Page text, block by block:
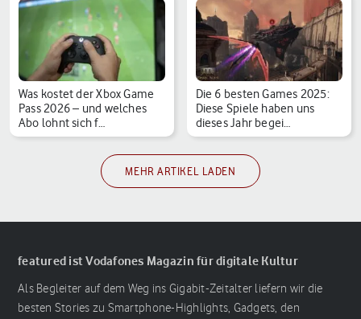
Was kostet der Xbox Game
Pass 2026 – und welches
Abo lohnt sich f…
Die 6 besten Games 2025:
Diese Spiele haben uns
dieses Jahr begei…
MEHR ARTIKEL LADEN
featured ist Vodafones Magazin für digitale Kultur
Als Begleiter auf dem Weg ins Gigabit-Zeitalter liefern wir die
besten Stories zu Smartphone-Highlights, Gadgets, den